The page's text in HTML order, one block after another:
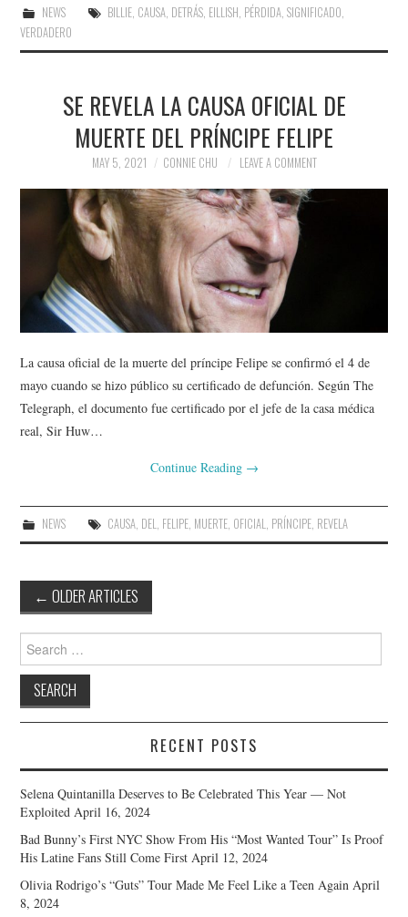
NEWS BILLIE, CAUSA, DETRÁS, EILLISH, PÉRDIDA, SIGNIFICADO,
VERDADERO
SE REVELA LA CAUSA OFICIAL DE
MUERTE DEL PRÍNCIPE FELIPE
MAY 5, 2021 CONNIE CHU LEAVE A COMMENT
La causa oficial de la muerte del príncipe Felipe se confirmó el 4 de
mayo cuando se hizo público su certificado de defunción. Según The
Telegraph, el documento fue certificado por el jefe de la casa médica
real, Sir Huw…
Continue Reading →
NEWS CAUSA, DEL, FELIPE, MUERTE, OFICIAL, PRÍNCIPE, REVELA
Post
navigation
← OLDER ARTICLES
Search
for:
RECENT POSTS
Selena Quintanilla Deserves to Be Celebrated This Year — Not
Exploited April 16, 2024
Bad Bunny’s First NYC Show From His “Most Wanted Tour” Is Proof
His Latine Fans Still Come First April 12, 2024
Olivia Rodrigo’s “Guts” Tour Made Me Feel Like a Teen Again April
8, 2024